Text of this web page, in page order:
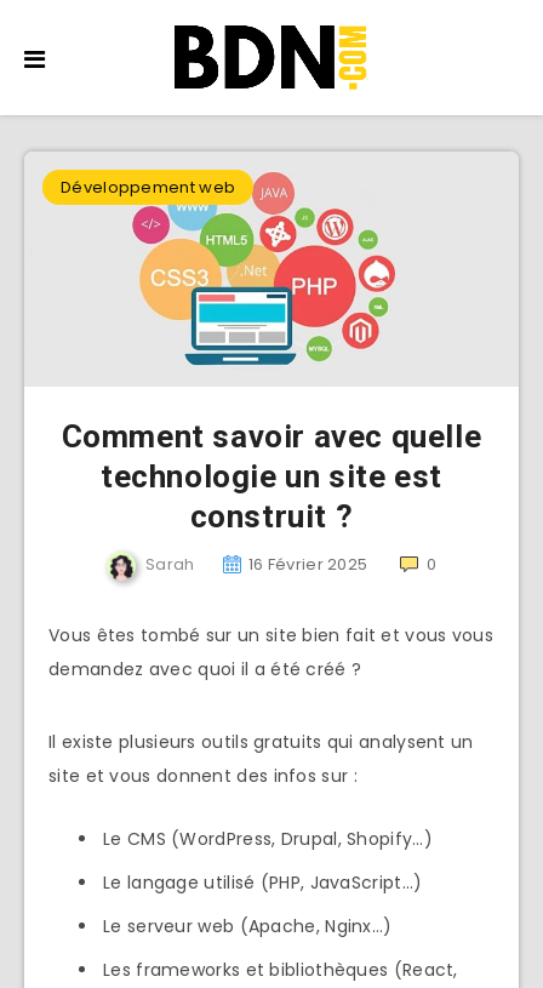
Développement web
Comment savoir avec quelle
technologie un site est
construit ?
Sarah 16 Février 2025 0
Vous êtes tombé sur un site bien fait et vous vous
demandez avec quoi il a été créé ?
Il existe plusieurs outils gratuits qui analysent un
site et vous donnent des infos sur :
Le CMS (WordPress, Drupal, Shopify…)
Le langage utilisé (PHP, JavaScript…)
Le serveur web (Apache, Nginx…)
Les frameworks et bibliothèques (React,